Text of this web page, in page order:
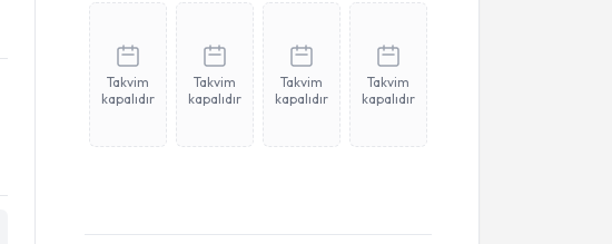
Takvim
kapalıdır
Takvim
kapalıdır
Takvim
kapalıdır
Takvim
kapalıdır